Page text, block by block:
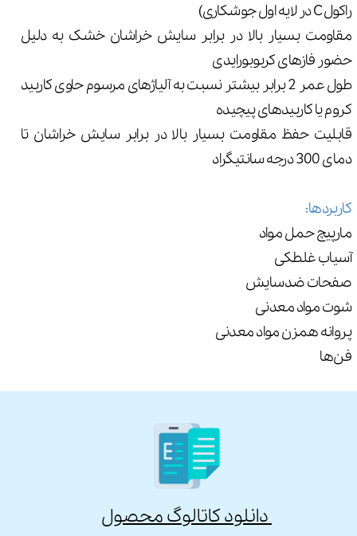
راکول C در لایه اول جوشکاری)
مقاومت بسیار بالا در برابر سایش خراشان خشک به دلیل
حضور فازهای کربوبورایدی
طول عمر 2 برابر بیشتر نسبت به آلیاژهای مرسوم حاوی کاربید
کروم یا کاربیدهای پیچیده
قابلیت حفظ مقاومت بسیار بالا در برابر سایش خراشان تا
دمای 300 درجه سانتیگراد​​​​​​​
کاربردها:
مارپیچ حمل مواد
آسیاب غلطکی
صفحات ضدسایش
شوت مواد معدنی
پروانه همزن مواد معدنی
فن‌ها
​ دانلود کاتالوگ محصول